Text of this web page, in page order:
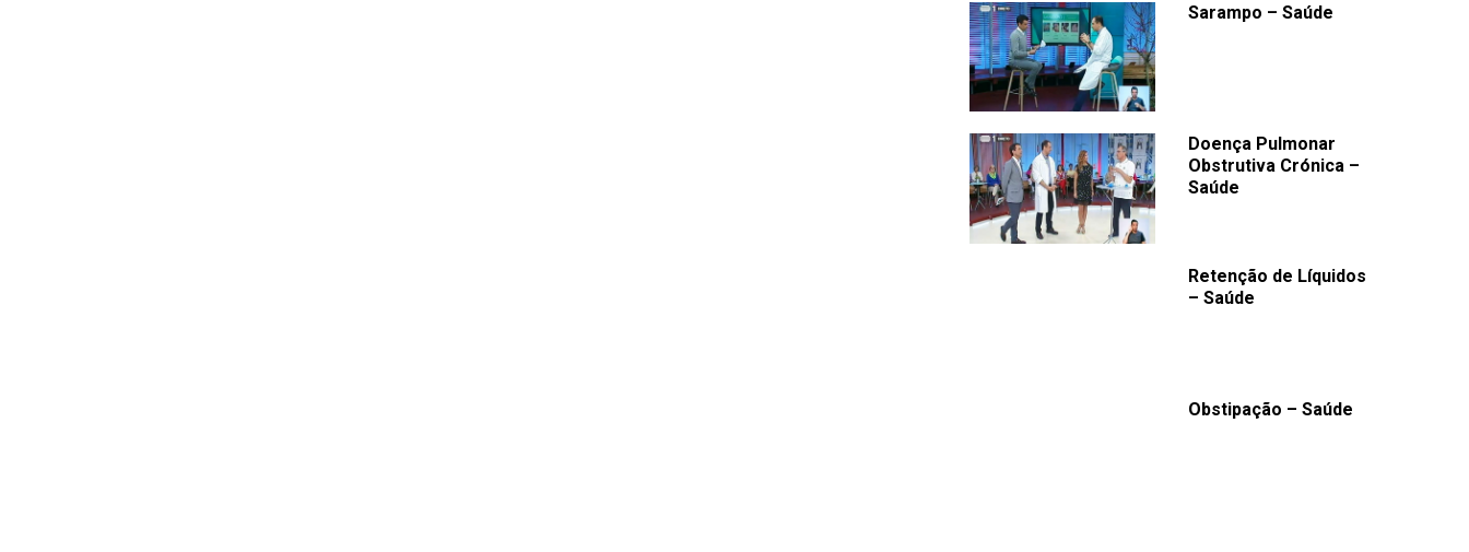
Sarampo – Saúde
Doença Pulmonar
Obstrutiva Crónica –
Saúde
Retenção de Líquidos
– Saúde
Obstipação – Saúde